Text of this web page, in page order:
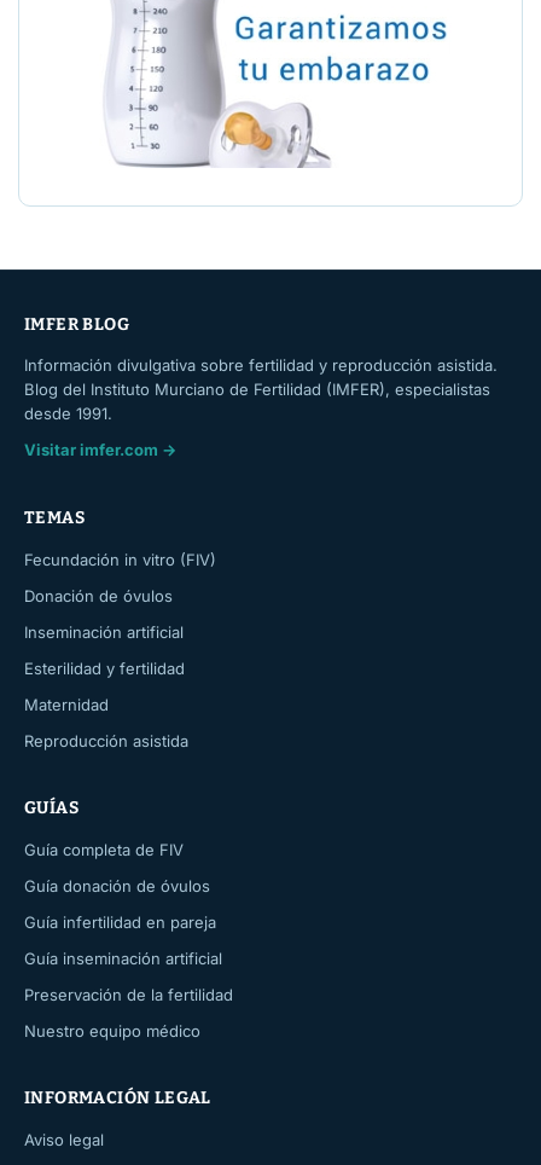
IMFER BLOG
Información divulgativa sobre fertilidad y reproducción asistida.
Blog del Instituto Murciano de Fertilidad (IMFER), especialistas
desde 1991.
Visitar imfer.com →
TEMAS
Fecundación in vitro (FIV)
Donación de óvulos
Inseminación artificial
Esterilidad y fertilidad
Maternidad
Reproducción asistida
GUÍAS
Guía completa de FIV
Guía donación de óvulos
Guía infertilidad en pareja
Guía inseminación artificial
Preservación de la fertilidad
Nuestro equipo médico
INFORMACIÓN LEGAL
Aviso legal